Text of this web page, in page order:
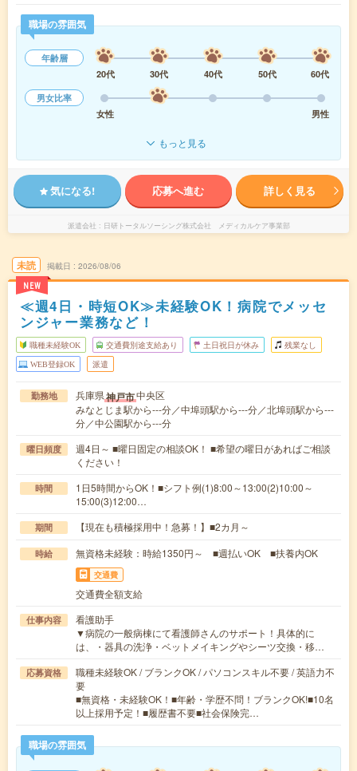
職場の雰囲気
年齢層
20代
30代 40代 50代
60代
男女比率
女性
男性
もっと見る
気になる! 応募へ進む 詳しく見る
派遣会社 日研トータルソーシング株式会社 メディカルケア事業部
未読
NEW
掲載日 2026/08/06
≪週4日・時短OK≫未経験OK！病院でメッセ
ンジャー業務など！
職種未経験OK 交通費別途支給あり 土日祝日が休み 残業なし
WEB登録OK 派遣
勤務地 兵庫県神戸市中央区
みなとじま駅から---分／中埠頭駅から---分／北埠頭駅から---
分／中公園駅から---分
曜日頻度
週4日～ ■曜日固定の相談OK！ ■希望の曜日があればご相談
ください！
時間
1日5時間からOK！■シフト例(1)8:00～13:00(2)10:00～
15:00(3)12:00…
期間 【現在も積極採用中！急募！】■2カ月～
時給 無資格未経験：時給1350円～ ■週払いOK ■扶養内OK
交通費
交通費全額支給
仕事内容
看護助手
▼病院の一般病棟にて看護師さんのサポート！具体的に
は、・器具の洗浄・ベットメイキングやシーツ交換・移…
応募資格
職種未経験OK / ブランクOK / パソコンスキル不要 / 英語力不
要
■無資格・未経験OK！■年齢・学歴不問！ブランクOK!■10名
以上採用予定！■履歴書不要■社会保険完…
職場の雰囲気